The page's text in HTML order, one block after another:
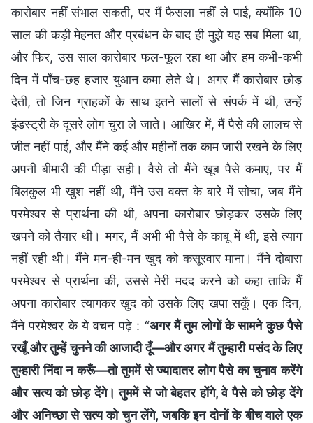
कारोबार नहीं संभाल सकती, पर मैं फैसला नहीं ले पाई, क्योंकि 10
साल की कड़ी मेहनत और प्रबंधन के बाद ही मुझे यह सब मिला था,
और फिर, उस साल कारोबार फल-फूल रहा था और हम कभी-कभी
दिन में पाँच-छह हजार युआन कमा लेते थे। अगर मैं कारोबार छोड़
देती, तो जिन ग्राहकों के साथ इतने सालों से संपर्क में थी, उन्हें
इंडस्ट्री के दूसरे लोग चुरा ले जाते। आखिर में, मैं पैसे की लालच से
जीत नहीं पाई, और मैंने कई और महीनों तक काम जारी रखने के लिए
अपनी बीमारी की पीड़ा सही। वैसे तो मैंने खूब पैसे कमाए, पर मैं
बिलकुल भी खुश नहीं थी, मैंने उस वक्त के बारे में सोचा, जब मैंने
परमेश्वर से प्रार्थना की थी, अपना कारोबार छोड़कर उसके लिए
खपने को तैयार थी। मगर, मैं अभी भी पैसे के काबू में थी, इसे त्याग
नहीं रही थी। मैंने मन-ही-मन खुद को कसूरवार माना। मैंने दोबारा
परमेश्वर से प्रार्थना की, उससे मेरी मदद करने को कहा ताकि मैं
अपना कारोबार त्यागकर खुद को उसके लिए खपा सकूँ। एक दिन,
मैंने परमेश्वर के ये वचन पढ़े : “अगर मैं तुम लोगों के सामने कुछ पैसे
रखूँ और तुम्हें चुनने की आजादी दूँ—और अगर मैं तुम्हारी पसंद के लिए
तुम्हारी निंदा न करूँ—तो तुममें से ज्यादातर लोग पैसे का चुनाव करेंगे
और सत्य को छोड़ देंगे। तुममें से जो बेहतर होंगे, वे पैसे को छोड़ देंगे
और अनिच्छा से सत्य को चुन लेंगे, जबकि इन दोनों के बीच वाले एक